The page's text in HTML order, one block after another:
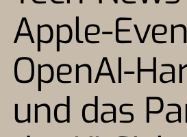
Apple-
OpenAI-
und das